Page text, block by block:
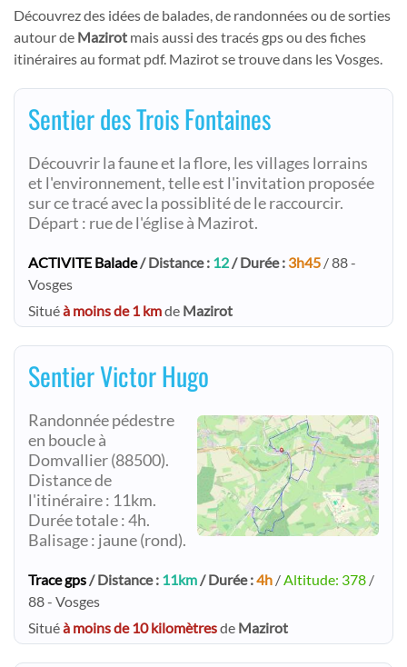
Découvrez des idées de balades, de randonnées ou de sorties
autour de Mazirot mais aussi des tracés gps ou des fiches
itinéraires au format pdf. Mazirot se trouve dans les Vosges.
Sentier des Trois Fontaines
Découvrir la faune et la flore, les villages lorrains
et l'environnement, telle est l'invitation proposée
sur ce tracé avec la possiblité de le raccourcir.
Départ : rue de l'église à Mazirot.
ACTIVITE Balade/ Distance : 12/ Durée : 3h45 / 88 -
Vosges
Situéà moins de 1 kmde Mazirot
Sentier Victor Hugo
Randonnée pédestre
en boucle à
Domvallier (88500).
Distance de
l'itinéraire : 11km.
Durée totale : 4h.
Balisage : jaune (rond).
Trace gps/ Distance : 11km/ Durée :4h /Altitude: 378 /
88 - Vosges
Situéà moins de 10 kilomètresde Mazirot